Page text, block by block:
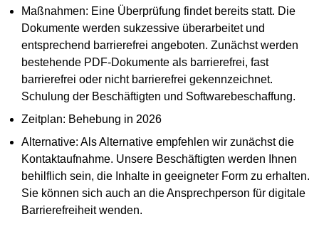
Maßnahmen: Eine Überprüfung findet bereits statt. Die
Dokumente werden sukzessive überarbeitet und
entsprechend barrierefrei angeboten. Zunächst werden
bestehende PDF-Dokumente als barrierefrei, fast
barrierefrei oder nicht barrierefrei gekennzeichnet.
Schulung der Beschäftigten und Softwarebeschaffung.
Zeitplan: Behebung in 2026
Alternative: Als Alternative empfehlen wir zunächst die
Kontaktaufnahme. Unsere Beschäftigten werden Ihnen
behilflich sein, die Inhalte in geeigneter Form zu erhalten.
Sie können sich auch an die Ansprechperson für digitale
Barrierefreiheit wenden.